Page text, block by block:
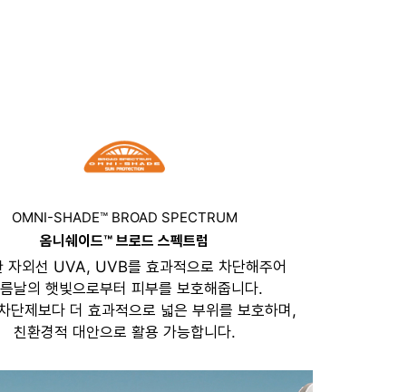
OMNI-SHADE™ BROAD SPECTRUM
옴니쉐이드™ 브로드 스펙트럼
자외선 UVA, UVB를 효과적으로 차단해주어
날의 햇빛으로부터 피부를 보호해줍니다.
단제보다 더 효과적으로 넓은 부위를 보호하며,
친환경적 대안으로 활용 가능합니다.